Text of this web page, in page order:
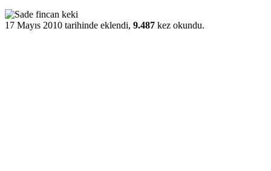
17 Mayıs 2010 tarihinde eklendi, 9.487 kez okundu.